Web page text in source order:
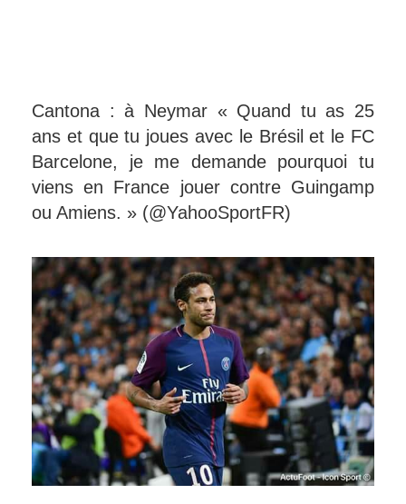
Cantona : à Neymar « Quand tu as 25
ans et que tu joues avec le Brésil et le FC
Barcelone, je me demande pourquoi tu
viens en France jouer contre Guingamp
ou Amiens. » (@YahooSportFR)